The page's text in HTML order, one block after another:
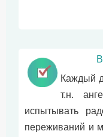
Каждый
т.н.
испытывать
переживаний и